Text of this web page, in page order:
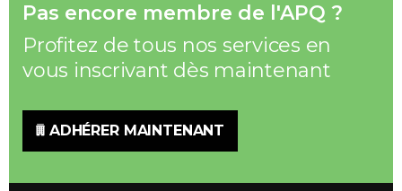
Pas encore membre de l'APQ ?
Profitez de tous nos services en
vous inscrivant dès maintenant
ADHÉRER MAINTENANT